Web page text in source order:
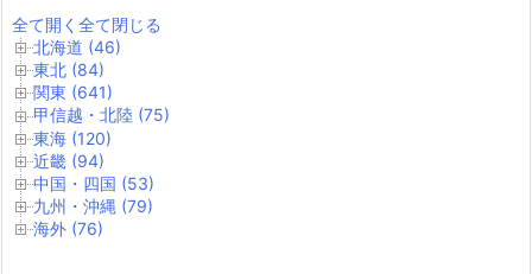
全て開く 全て閉じる
北海道 (46)
東北 (84)
関東 (641)
甲信越・北陸 (75)
東海 (120)
近畿 (94)
中国・四国 (53)
九州・沖縄 (79)
海外 (76)